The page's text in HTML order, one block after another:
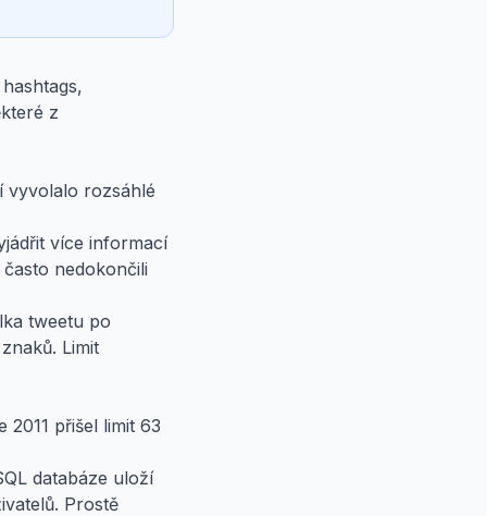
z
vyvolalo rozsáhlé
více informací
nedokončili
tweetu po
Limit
přišel limit 63
databáze uloží
Prostě